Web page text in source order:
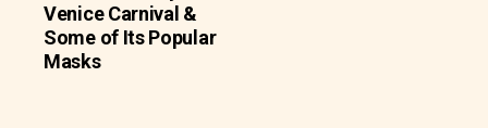
Venice Carnival &
Some of Its Popular
Masks